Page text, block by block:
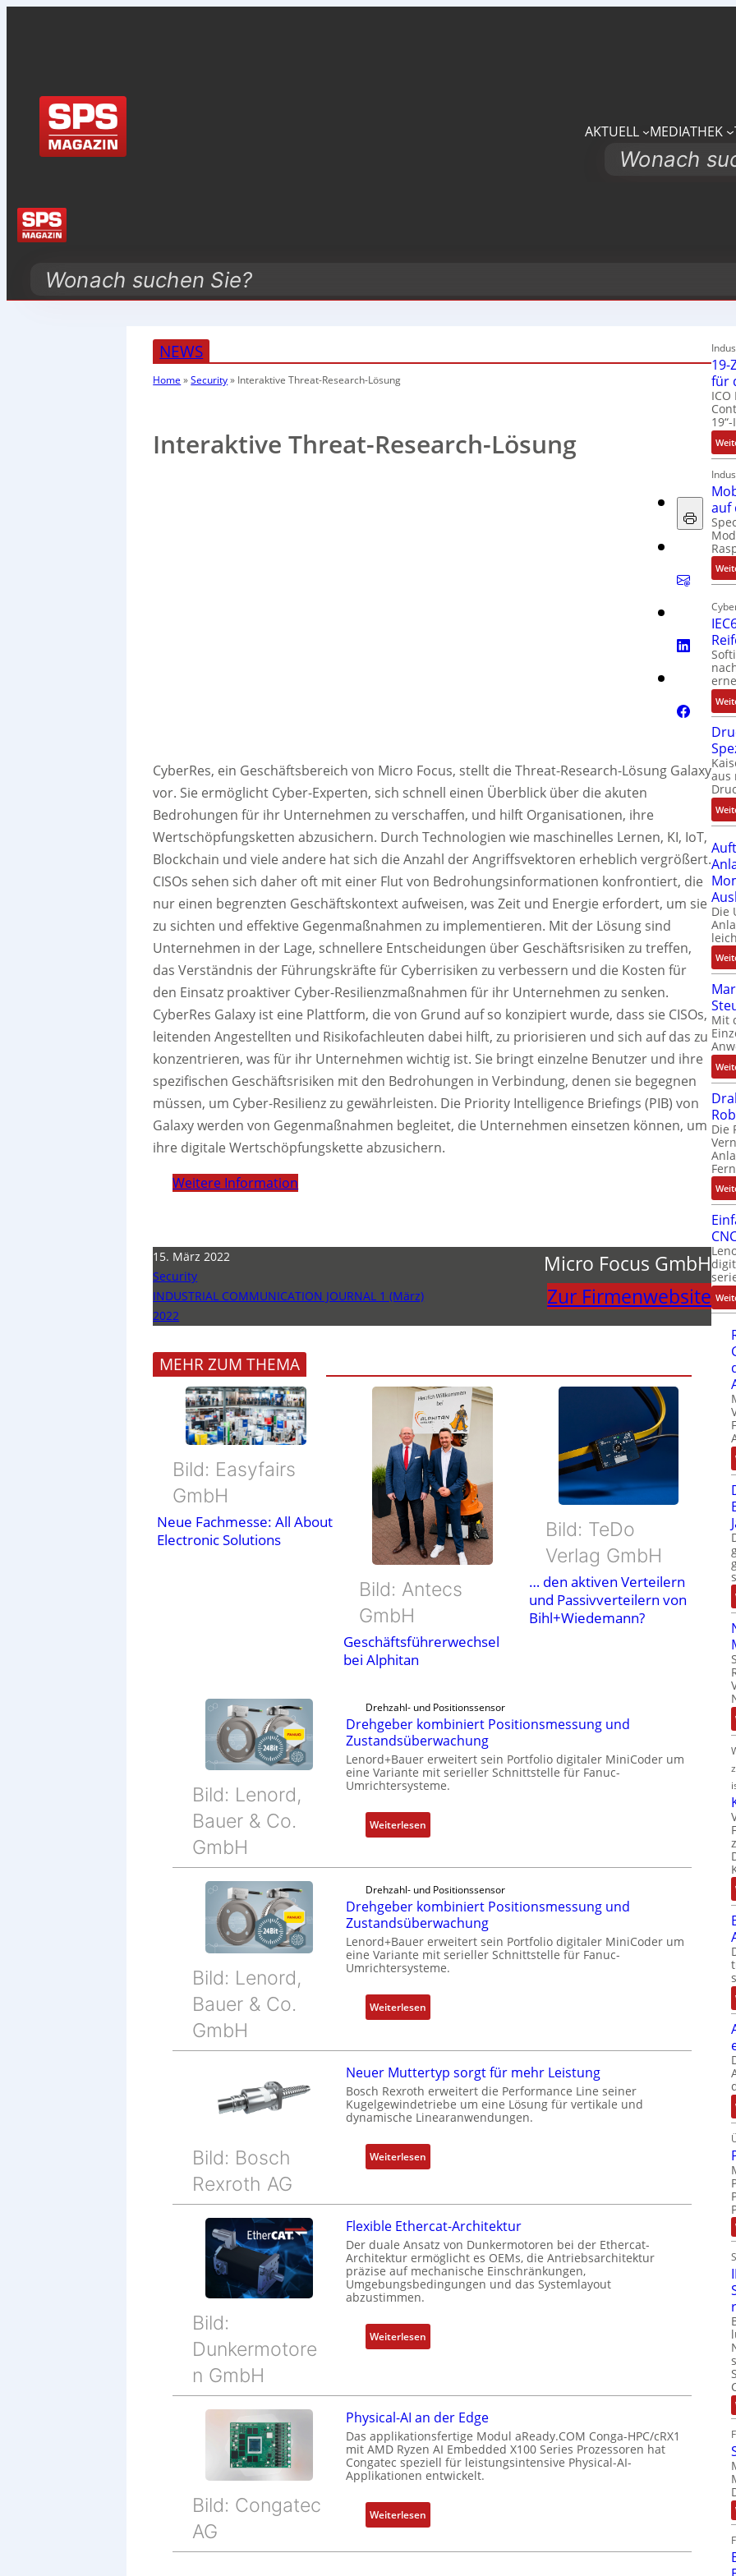
AKTUELL MEDIATHEK
Search
Search
NEWS
Home »Security» Interaktive Threat-Research-Lösung
Interaktive Threat-Research-Lösung
CyberRes, ein Geschäftsbereich von Micro Focus, stellt die Threat-Research-Lösung Galaxy
vor. Sie ermöglicht Cyber-Experten, sich schnell einen Überblick über die akuten
Bedrohungen für ihr Unternehmen zu verschaffen, und hilft Organisationen, ihre
Wertschöpfungsketten abzusichern. Durch Technologien wie maschinelles Lernen, KI, IoT,
Blockchain und viele andere hat sich die Anzahl der Angriffsvektoren erheblich vergrößert.
CISOs sehen sich daher oft mit einer Flut von Bedrohungsinformationen konfrontiert, die
nur einen begrenzten Geschäftskontext aufweisen, was Zeit und Energie erfordert, um sie
zu sichten und effektive Gegenmaßnahmen zu implementieren. Mit der Lösung sind
Unternehmen in der Lage, schnellere Entscheidungen über Geschäftsrisiken zu treffen,
das Verständnis der Führungskräfte für Cyberrisiken zu verbessern und die Kosten für
den Einsatz proaktiver Cyber-Resilienzmaßnahmen für ihr Unternehmen zu senken.
CyberRes Galaxy ist eine Plattform, die von Grund auf so konzipiert wurde, dass sie CISOs,
leitenden Angestellten und Risikofachleuten dabei hilft, zu priorisieren und sich auf das zu
konzentrieren, was für ihr Unternehmen wichtig ist. Sie bringt einzelne Benutzer und ihre
spezifischen Geschäftsrisiken mit den Bedrohungen in Verbindung, denen sie begegnen
müssen, um Cyber-Resilienz zu gewährleisten. Die Priority Intelligence Briefings (PIB) von
Galaxy werden von Gegenmaßnahmen begleitet, die Unternehmen einsetzen können, um
ihre digitale Wertschöpfungskette abzusichern.
Weitere Information
15. März 2022
Security
INDUSTRIAL COMMUNICATION JOURNAL 1 (März)
2022
Micro Focus GmbH
Zur Firmenwebsite
MEHR ZUM THEMA
Bild: Easyfairs
GmbH
Neue Fachmesse: All About
Electronic Solutions
Bild: Antecs
GmbH
Geschäftsführerwechsel
bei Alphitan
Bild: TeDo
Verlag GmbH
… den aktiven Verteilern
und Passivverteilern von
Bihl+Wiedemann?
Bild: Lenord,
Bauer & Co.
GmbH
Drehzahl- und Positionssensor
Drehgeber kombiniert Positionsmessung und
Zustandsüberwachung
Lenord+Bauer erweitert sein Portfolio digitaler MiniCoder um
eine Variante mit serieller Schnittstelle für Fanuc-
Umrichtersysteme.
Weiterlesen:
D
h
g
e
b
e
k
o
b
i
e
P
s
i
i
o
n
m
e
u
u
n
d
u
s
t
Bild: Lenord,
Bauer & Co.
GmbH
Drehzahl- und Positionssensor
Drehgeber kombiniert Positionsmessung und
Zustandsüberwachung
Lenord+Bauer erweitert sein Portfolio digitaler MiniCoder um
eine Variante mit serieller Schnittstelle für Fanuc-
Umrichtersysteme.
Weiterlesen:
D
h
g
e
e
r
b
i
n
i
t
P
t
i
o
n
m
e
Bild: Bosch
Rexroth AG
Neuer Muttertyp sorgt für mehr Leistung
Bosch Rexroth erweitert die Performance Line seiner
Kugelgewindetriebe um eine Lösung für vertikale und
dynamische Linearanwendungen.
Weiterlesen:
N
u
e
r
M
u
e
r
p
s
o
r
g
t
f
ü
m
Bild:
Dunkermotore
n GmbH
Flexible Ethercat-Architektur
Der duale Ansatz von Dunkermotoren bei der Ethercat-
Architektur ermöglicht es OEMs, die Antriebsarchitektur
präzise auf mechanische Einschränkungen,
Umgebungsbedingungen und das Systemlayout
abzustimmen.
Weiterlesen:
F
b
l
e
h
Bild: Congatec
AG
Physical-AI an der Edge
Das applikationsfertige Modul aReady.COM Conga-HPC/cRX1
mit AMD Ryzen AI Embedded X100 Series Prozessoren hat
Congatec speziell für leistungsintensive Physical-AI-
Applikationen entwickelt.
Weiterlesen:
P
h
19-
für
auf
aus
Die
Mit
Die